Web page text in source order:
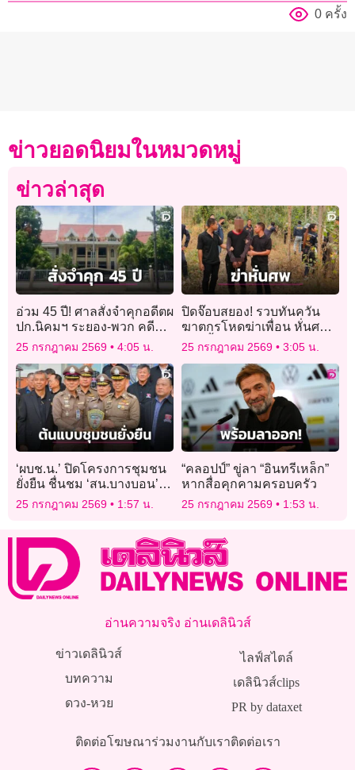
0 ครั้ง
ข่าวยอดนิยมในหมวดหมู่
ข่าวล่าสุด
อ่วม 45 ปี! ศาลสั่งจำคุกอดีตผ
ปก.นิคมฯ ระยอง-พวก คดี
โกงงบฝึกอบรมฯ
25 กรกฎาคม 2569 4:05 น.
ปิดจ๊อบสยอง! รวบทันควัน
ฆาตกรโหดฆ่าเพื่อน หั่นศพ
แยกทิ้งอำพราง
25 กรกฎาคม 2569 3:05 น.
‘ผบช.น.’ ปิดโครงการชุมชน
ยั่งยืน ชื่นชม ‘สน.บางบอน’
ต้นแบบชุมชนปลอดยาเสพติด
25 กรกฎาคม 2569 1:57 น.
“คลอปป์” ขู่ลา “อินทรีเหล็ก”
หากสื่อคุกคามครอบครัว
25 กรกฎาคม 2569 1:53 น.
อ่านความจริง อ่านเดลินิวส์
ข่าวเดลินิวส์
บทความ
ดวง-หวย
ไลฟ์สไตล์
เดลินิวส์clips
PR by dataxet
ติดต่อโฆษณาร่วมงานกับเราติดต่อเรา